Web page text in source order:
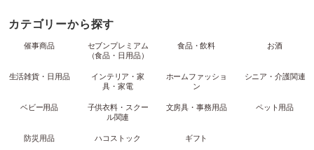
カテゴリーから探す
催事商品
セブンプレミアム
（食品・日用品）
食品・飲料 お酒
生活雑貨・日用品
インテリア・家
具・家電
ホームファッショ
ン
シニア・介護関連
ベビー用品
子供衣料・スクー
ル関連
文房具・事務用品 ペット用品
防災用品 ハコストック ギフト